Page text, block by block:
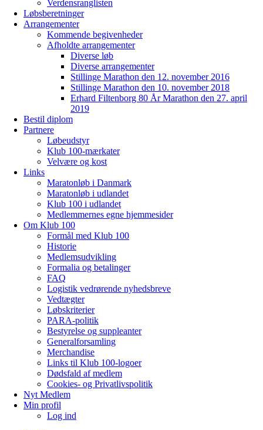
Verdensranglisten
Løbsberetninger
Arrangementer
Kommende begivenheder
Afholdte arrangementer
Diverse løb
Diverse arrangementer
Stillinge Marathon den 12. november 2016
Stillinge Marathon den 10. november 2018
Erhard Filtenborg 80 År Marathon den 27. april
2019
Bestil diplom
Partnere
Løbeudstyr
Klub 100-mærkater
Velvære og kost
Links
Maratonløb i Danmark
Maratonløb i udlandet
Klub 100 i udlandet
Medlemmernes egne hjemmesider
Om Klub 100
Formål med Klub 100
Historie
Medlemsudvikling
Formalia og betalinger
FAQ
Logistik vedrørende nyhedsbreve
Vedtægter
Løbskriterier
PARA-politik
Bestyrelse og suppleanter
Generalforsamling
Merchandise
Links til Klub 100-logoer
Dødsfald af medlem
Cookies- og Privatlivspolitik
Nyt Medlem
Min profil
Log ind